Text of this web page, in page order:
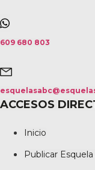
609 680 803
ACCESOS
Inicio
Publicar